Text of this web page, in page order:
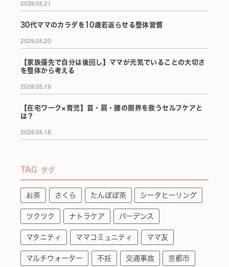
2026.05.21
30代ママのカラダを10歳若返らせる整体習慣
2026.05.20
【家族優先で自分は後回し】ママが元気でいることの大切さ
を整体から考える
2026.05.19
【在宅ワーク×育児】首・肩・腰の限界を救うセルフケアと
は？
2026.05.18
TAG タグ
お茶 さくら たんぽぽ茶 シータヒーリング
ツクツク ナトラケア バーデンス
マタニティ ママコミュニティ ママ友
マルチウォーター 不妊 交通事故 京都市